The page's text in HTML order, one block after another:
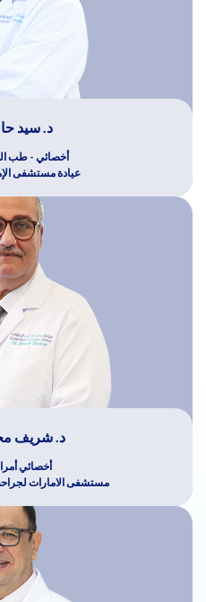
د. سيد
أخصائي - طب
عيادة مستشفى
د. شريف
أخصائي
مستشفى الامارات